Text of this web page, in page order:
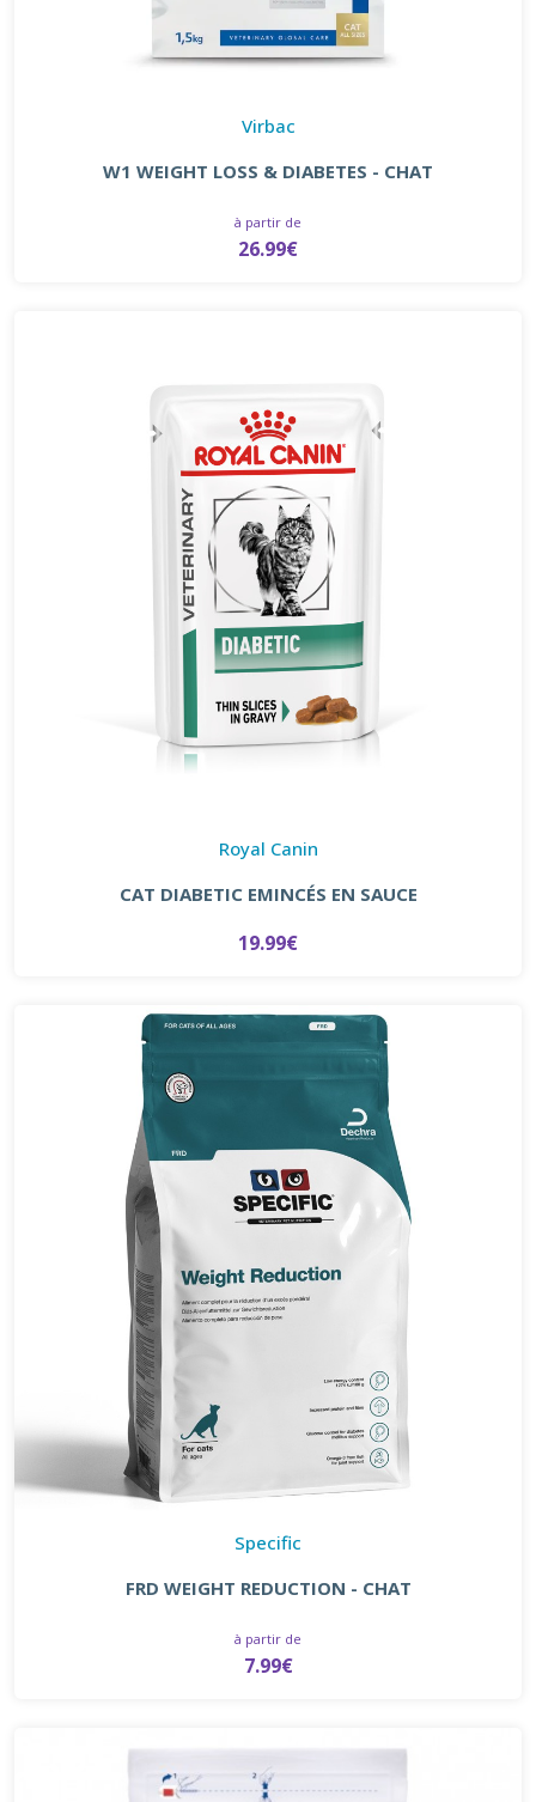
Virbac
W1 WEIGHT LOSS & DIABETES - CHAT
à partir de
26.99€
Royal Canin
CAT DIABETIC EMINCÉS EN SAUCE
19.99€
Specific
FRD WEIGHT REDUCTION - CHAT
à partir de
7.99€